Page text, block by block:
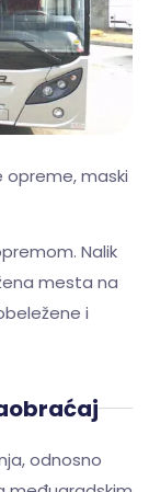
opreme, maski
Nalik
mesta na
i
odnosno